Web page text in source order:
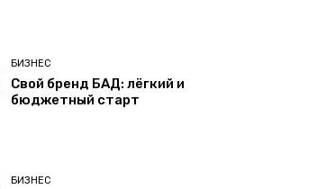
БИЗНЕС
Свой бренд БАД: лёгкий и
бюджетный старт
БИЗНЕС